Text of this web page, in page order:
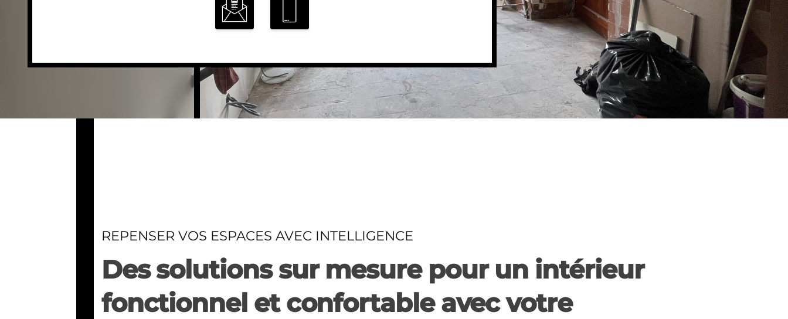
REPENSER VOS ESPACES AVEC INTELLIGENCE
Des solutions sur mesure pour un intérieur
fonctionnel et confortable avec votre